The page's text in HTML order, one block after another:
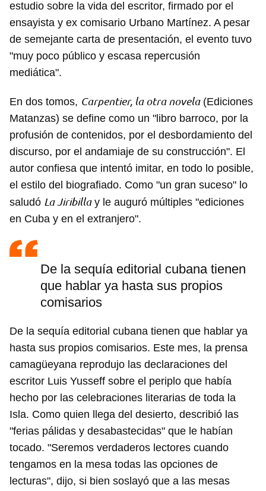
Guardar como favorito
Para poder guardar como favorito, primero has de
iniciar sesión con tu cuenta de 14ymedio.
INICIAR SESIÓN CANCELAR
estudio sobre la vida del escritor, firmado por el
ensayista y ex comisario Urbano Martínez. A pesar
de semejante carta de presentación, el evento tuvo
"muy poco público y escasa repercusión
mediática".
En dos tomos, Carpentier, la otra novela(Ediciones
Matanzas) se define como un "libro barroco, por la
profusión de contenidos, por el desbordamiento del
discurso, por el andamiaje de su construcción". El
autor confiesa que intentó imitar, en todo lo posible,
el estilo del biografiado. Como "un gran suceso" lo
saludó La Jiribillay le auguró múltiples "ediciones
en Cuba y en el extranjero".
De la sequía editorial cubana tienen
que hablar ya hasta sus propios
comisarios
De la sequía editorial cubana tienen que hablar ya
hasta sus propios comisarios. Este mes, la prensa
camagüeyana reprodujo las declaraciones del
escritor Luis Yusseff sobre el periplo que había
hecho por las celebraciones literarias de toda la
Isla. Como quien llega del desierto, describió las
"ferias pálidas y desabastecidas" que le habían
tocado. "Seremos verdaderos lectores cuando
tengamos en la mesa todas las opciones de
lecturas", dijo, si bien soslayó que a las mesas